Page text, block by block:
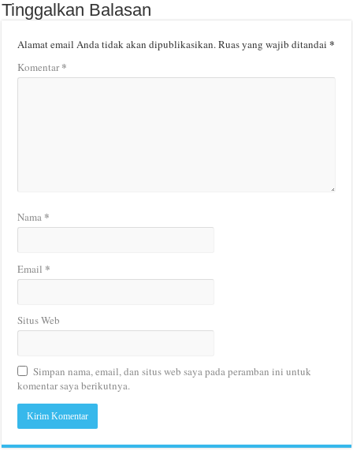
Tinggalkan Balasan
Alamat email Anda tidak akan dipublikasikan.Ruas yang wajib ditandai*
Komentar*
Nama *
Email *
Situs Web
Simpan nama, email, dan situs web saya pada peramban ini untuk
komentar saya berikutnya.